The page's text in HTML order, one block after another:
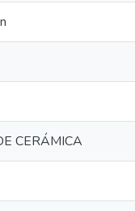
CERÁMICA